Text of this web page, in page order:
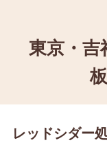
東京・吉
レッドシダー